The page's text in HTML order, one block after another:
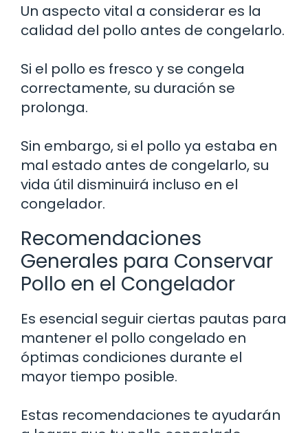
Un aspecto vital a considerar es la
calidad del pollo antes de congelarlo.
Si el pollo es fresco y se congela
correctamente, su duración se
prolonga.
Sin embargo, si el pollo ya estaba en
mal estado antes de congelarlo, su
vida útil disminuirá incluso en el
congelador.
Recomendaciones
Generales para Conservar
Pollo en el Congelador
Es esencial seguir ciertas pautas para
mantener el pollo congelado en
óptimas condiciones durante el
mayor tiempo posible.
Estas recomendaciones te ayudarán